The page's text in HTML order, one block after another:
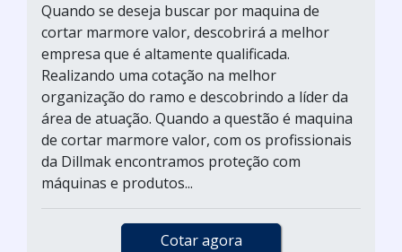
Quando se deseja buscar por maquina de
cortar marmore valor, descobrirá a melhor
empresa que é altamente qualificada.
Realizando uma cotação na melhor
organização do ramo e descobrindo a líder da
área de atuação. Quando a questão é maquina
de cortar marmore valor, com os profissionais
da Dillmak encontramos proteção com
máquinas e produtos...
Cotar agora